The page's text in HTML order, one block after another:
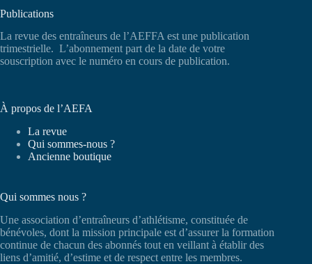
Publications
La revue des entraîneurs de l’AEFFA est une publication
trimestrielle. L’abonnement part de la date de votre
souscription avec le numéro en cours de publication.
À propos de l’AEFA
La revue
Qui sommes-nous ?
Ancienne boutique
Qui sommes nous ?
Une association d’entraîneurs d’athlétisme, constituée de
bénévoles, dont la mission principale est d’assurer la formation
continue de chacun des abonnés tout en veillant à établir des
liens d’amitié, d’estime et de respect entre les membres.